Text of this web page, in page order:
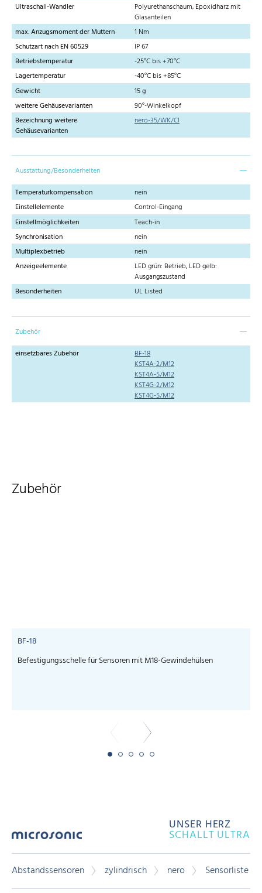
Ultraschall-Wandler
Polyurethanschaum, Epoxidharz mit
Glasanteilen
max. Anzugsmoment der Muttern
1 Nm
Schutzart nach EN 60529
IP 67
Betriebstemperatur
-25°C bis +70°C
Lagertemperatur
-40°C bis +85°C
Gewicht
15 g
weitere Gehäusevarianten
90°-Winkelkopf
Bezeichnung weitere
Gehäusevarianten
nero-35/WK/CI
Ausstattung/Besonderheiten
Temperaturkompensation
nein
Einstellelemente
Control-Eingang
Einstellmöglichkeiten
Teach-in
Synchronisation
nein
Multiplexbetrieb
nein
Anzeigeelemente
LED grün: Betrieb, LED gelb:
Ausgangszustand
Besonderheiten
UL Listed
Zubehör
einsetzbares Zubehör
BF-18
KST4A-2/M12
KST4A-5/M12
KST4G-2/M12
KST4G-5/M12
Zubehör
BF-18
Befestigungsschelle für Sensoren mit M18-Gewindehülsen
UNSER HERZ
SCHALLT ULTRA
Abstandssensoren zylindrisch nero Sensorliste